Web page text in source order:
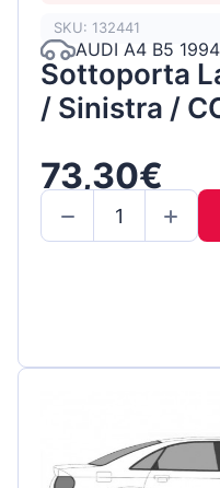
SKU: 132441
AUDI A4 B5
Sottoporta
/ Sinistra /
73,30€